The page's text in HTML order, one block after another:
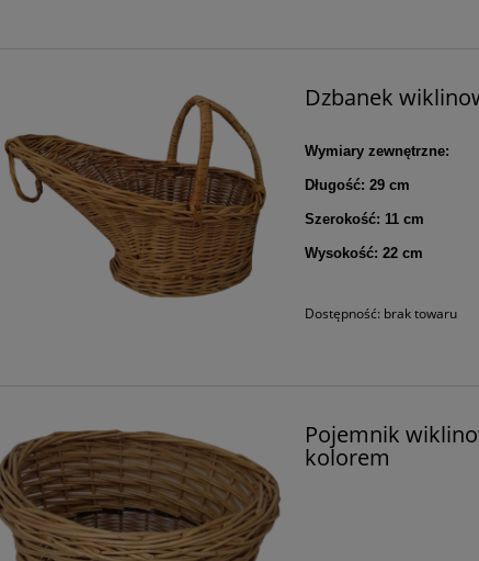
Dzbanek
Wymiary zewnętrzne:
Długość: 29 cm
Szerokość: 11 cm
Wysokość: 22 cm
Dostępność: brak towaru
Pojemnik
kolorem